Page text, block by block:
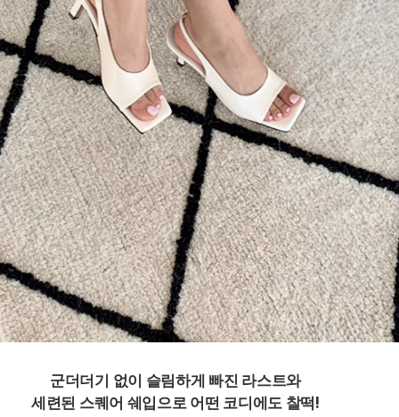
군더더기 없이 슬림하게 빠진 라스트와
세련된 스퀘어 쉐입으로 어떤 코디에도 찰떡!